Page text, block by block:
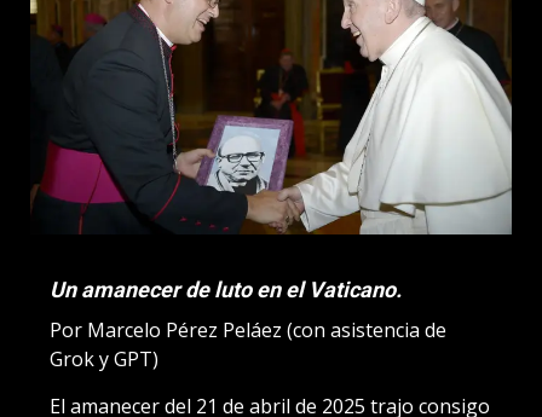
Un amanecer de luto en el Vaticano.
Por Marcelo Pérez Peláez (con asistencia de
Grok y GPT)
El amanecer del 21 de abril de 2025 trajo consigo